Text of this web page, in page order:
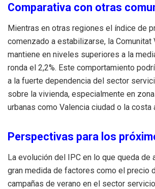
Comparativa con otras
Mientras en otras regiones el índice de
comenzado a estabilizarse, la Comunitat
mantiene en niveles superiores a la
ronda el 2,2%. Este comportamiento
a la fuerte dependencia del sector
sobre la vivienda, especialmente en
urbanas como Valencia ciudad o la costa
Perspectivas para los
La evolución del IPC en lo que queda de
gran medida de factores como el precio
campañas de verano en el sector